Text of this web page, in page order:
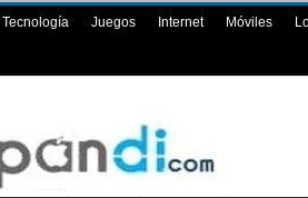
Tecnología Juegos Internet Móviles